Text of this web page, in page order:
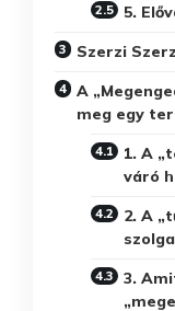
5.
Szerzi
A
meg egy
1. A
váró
2. A
3.